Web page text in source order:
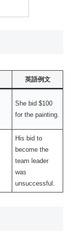
英語例文
She bid $100
for the painting.
His bid to
become the
team leader
was
unsuccessful.